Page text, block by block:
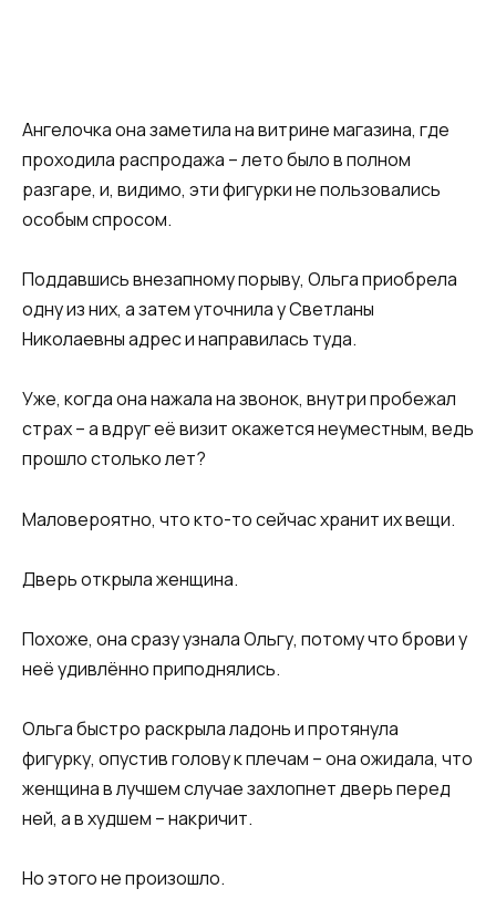
Ангелочка она заметила на витрине магазина, где
проходила распродажа – лето было в полном
разгаре, и, видимо, эти фигурки не пользовались
особым спросом.
Поддавшись внезапному порыву, Ольга приобрела
одну из них, а затем уточнила у Светланы
Николаевны адрес и направилась туда.
Уже, когда она нажала на звонок, внутри пробежал
страх – а вдруг её визит окажется неуместным, ведь
прошло столько лет?
Маловероятно, что кто-то сейчас хранит их вещи.
Дверь открыла женщина.
Похоже, она сразу узнала Ольгу, потому что брови у
неё удивлённо приподнялись.
Ольга быстро раскрыла ладонь и протянула
фигурку, опустив голову к плечам – она ожидала, что
женщина в лучшем случае захлопнет дверь перед
ней, а в худшем – накричит.
Но этого не произошло.